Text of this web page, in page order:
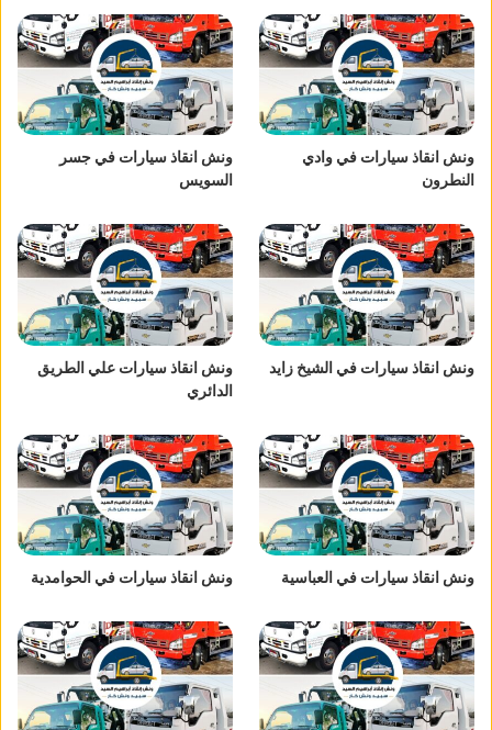
ونش انقاذ سيارات في وادي
النطرون
ونش انقاذ سيارات في جسر
السويس
ونش انقاذ سيارات في الشيخ زايد
ونش انقاذ سيارات علي الطريق
الدائري
ونش انقاذ سيارات في العباسية ونش انقاذ سيارات في الحوامدية